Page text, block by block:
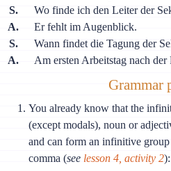
S.
Wo finde ich den Leiter der
A.
Er fehlt im Augenblick.
S.
Wann findet die Tagung der
A.
Am ersten Arbeitstag nach der
Grammar
You already know that the
(except modals), noun or
and can form an infinitive
comma (see lesson 4, activity 2):